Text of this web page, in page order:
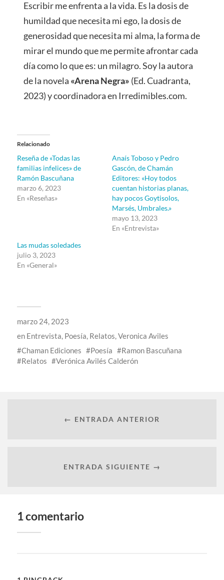
Escribir me enfrenta a la vida. Es la dosis de
humildad que necesita mi ego, la dosis de
generosidad que necesita mi alma, la forma de
mirar el mundo que me permite afrontar cada
día como lo que es: un milagro. Soy la autora
de la novela «Arena Negra» (Ed. Cuadranta,
2023) y coordinadora en Irredimibles.com.
Relacionado
Reseña de «Todas las
familias infelices» de
Ramón Bascuñana
marzo 6, 2023
En «Reseñas»
Anaís Toboso y Pedro
Gascón, de Chamán
Editores: «Hoy todos
cuentan historias planas,
hay pocos Goytisolos,
Marsés, Umbrales.»
mayo 13, 2023
En «Entrevista»
Las mudas soledades
julio 3, 2023
En «General»
marzo 24, 2023
en Entrevista, Poesía, Relatos,Veronica Aviles
Chaman Ediciones
Poesía
Ramon Bascuñana
Relatos
Verónica Avilés Calderón
← ENTRADA ANTERIOR
ENTRADA SIGUIENTE →
1 comentario